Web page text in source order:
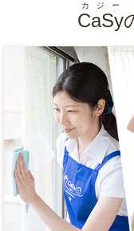
CaSy
カジー